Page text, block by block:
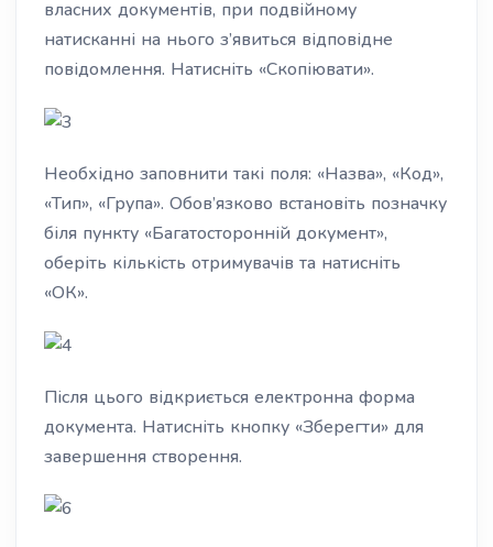
власних документів, при подвійному
натисканні на нього з’явиться відповідне
повідомлення. Натисніть «Скопіювати».
Необхідно заповнити такі поля: «Назва», «Код»,
«Тип», «Група». Обов’язково встановіть позначку
біля пункту «Багатосторонній документ»,
оберіть кількість отримувачів та натисніть
«ОК».
Після цього відкриється електронна форма
документа. Натисніть кнопку «Зберегти» для
завершення створення.